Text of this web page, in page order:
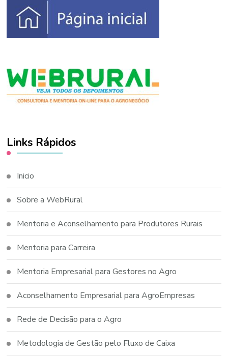
Links Rápidos
Inicio
Sobre a WebRural
Mentoria e Aconselhamento para Produtores Rurais
Mentoria para Carreira
Mentoria Empresarial para Gestores no Agro
Aconselhamento Empresarial para AgroEmpresas
Rede de Decisão para o Agro
Metodologia de Gestão pelo Fluxo de Caixa